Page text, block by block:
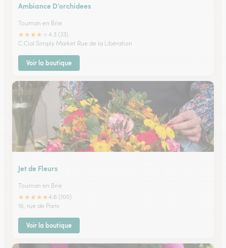
Ambiance D’orchidees
Tournan en Brie
★★★★
4.3 (33)
C.Cial Simply Market Rue de la Libération
Voir la boutique
Jet de Fleurs
Tournan en Brie
★★★★★4.6 (100)
16, rue de Paris
Voir la boutique